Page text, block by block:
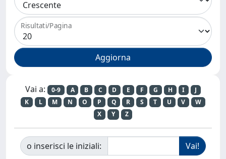
Risultati/Pagina
Vai a: 0-9 A B C D E F G H I
J
K
L M N O P Q R S T U V
W
X
Y Z
o inserisci le iniziali: